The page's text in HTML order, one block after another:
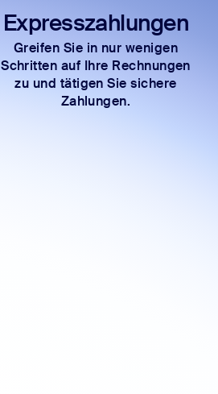
Expresszahlungen
Greifen Sie in nur wenigen
Schritten auf Ihre Rechnungen
zu und tätigen Sie sichere
Zahlungen.